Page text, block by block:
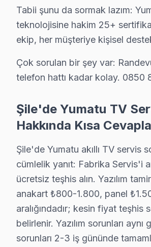
Yumatu Uzman Teknisyen
· Yumatu fabrika servis sertifikası
· Orijinal ve OEM yedek parça
Şile Servis İstatistikleri
· Şile'de610+Yumatu TV tamiri
· Müşteri memnuniyeti%97
· Ortalama tamir süresi: 2–3 iş
· Tüm işlemler
2 yıl garantili
Tabii şunu da sormak lazım:
teknolojisine hakim 25+
ekip, her müşteriye kişisel
Çok sorulan bir şey var:
telefon hattı kadar kolay. 0850
Şile'de Yumatu TV
Hakkında Kısa
Şile'de Yumatu akıllı TV servis
cümlelik yanıt: Fabrika Servis'i
ücretsiz teşhis alın. Yazılım
anakart ₺800-1.800, panel
aralığındadır; kesin fiyat teşhis
belirlenir. Yazılım sorunları aynı
sorunları 2-3 iş gününde